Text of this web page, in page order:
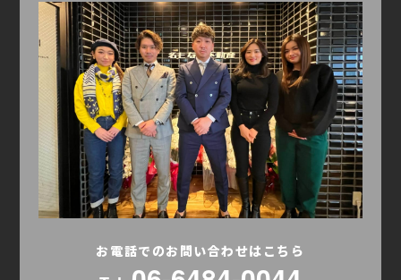
お電話でのお問い合わせはこちら